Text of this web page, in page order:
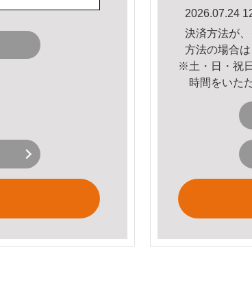
2026.07.24
決済方法が
方法の場合は
※土・日・祝
時間をいた